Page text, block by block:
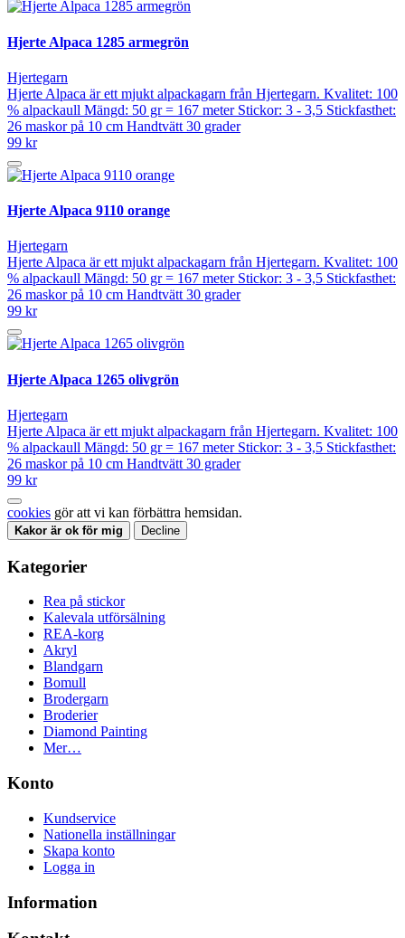
Hjerte Alpaca 1285 armegrön
Hjertegarn
Hjerte Alpaca är ett mjukt alpackagarn från Hjertegarn. Kvalitet: 100
% alpackaull Mängd: 50 gr = 167 meter Stickor: 3 - 3,5 Stickfasthet:
26 maskor på 10 cm Handtvätt 30 grader
99 kr
Hjerte Alpaca 9110 orange
Hjertegarn
Hjerte Alpaca är ett mjukt alpackagarn från Hjertegarn. Kvalitet: 100
% alpackaull Mängd: 50 gr = 167 meter Stickor: 3 - 3,5 Stickfasthet:
26 maskor på 10 cm Handtvätt 30 grader
99 kr
Hjerte Alpaca 1265 olivgrön
Hjertegarn
Hjerte Alpaca är ett mjukt alpackagarn från Hjertegarn. Kvalitet: 100
% alpackaull Mängd: 50 gr = 167 meter Stickor: 3 - 3,5 Stickfasthet:
26 maskor på 10 cm Handtvätt 30 grader
99 kr
cookies gör att vi kan förbättra hemsidan.
Kakor är ok för mig Decline
Kategorier
Rea på stickor
Kalevala utförsälning
REA-korg
Akryl
Blandgarn
Bomull
Brodergarn
Broderier
Diamond Painting
Mer…
Konto
Kundservice
Nationella inställningar
Skapa konto
Logga in
Information